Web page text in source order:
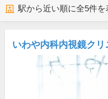
駅から近い順に全5件を
いわや内科内視鏡クリ